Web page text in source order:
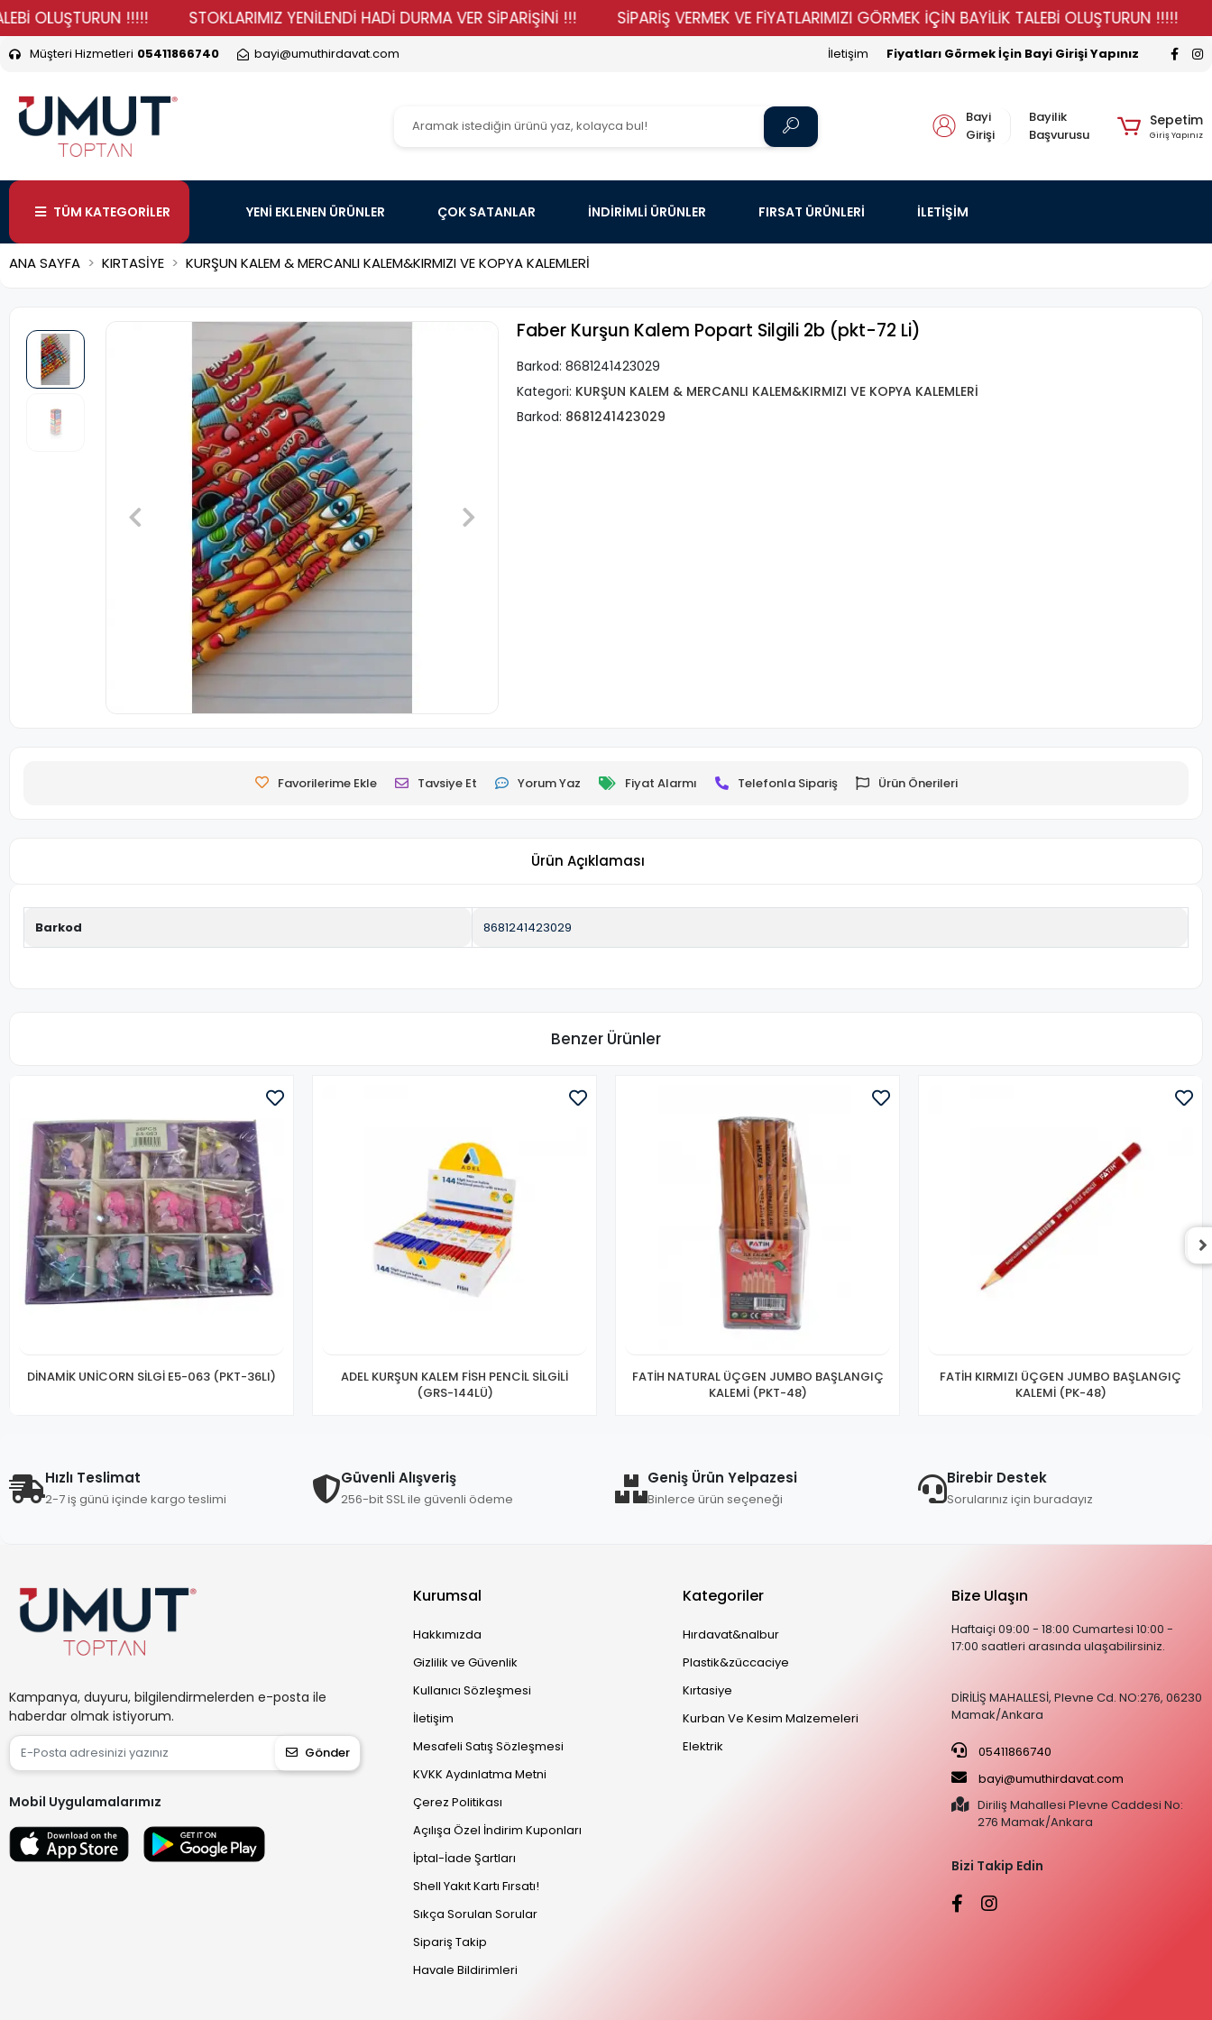
!!!!! STOKLARIMIZ YENİLENDİ HADİ DURMA VER SİPARİŞİNİ !!! SİPARİŞ VERMEK VE FİYATLARIMIZI GÖRMEK İÇİN BAYİLİK TALEBİ OLUŞTURUN !!!!!
Müşteri Hizmetleri 05411866740 bayi@umuthirdavat.com Fiyatları Görmek İçin Bayi Girişi Yapınız
İletişim
Bayi
Girişi
Bayilik
Başvurusu
Sepetim
Giriş Yapınız
TÜM KATEGORİLER YENİ EKLENEN ÜRÜNLER ÇOK SATANLAR İNDİRİMLİ ÜRÜNLER FIRSAT ÜRÜNLERİ İLETİŞİM
ANA SAYFA KIRTASİYE KURŞUN KALEM & MERCANLI KALEM&KIRMIZI VE KOPYA KALEMLERİ
Faber Kurşun Kalem Popart Silgili 2b (pkt-72 Li)
Barkod: 8681241423029
Kategori: KURŞUN KALEM & MERCANLI KALEM&KIRMIZI VE KOPYA KALEMLERİ
Barkod: 8681241423029
Favorilerime Ekle Tavsiye Et Yorum Yaz Fiyat Alarmı Telefonla Sipariş Ürün Önerileri
Ürün Açıklaması
Barkod 8681241423029
Benzer Ürünler
DİNAMİK UNİCORN SİLGİ E5-063 (PKT-36LI)
ADEL KURŞUN KALEM FİSH PENCİL SİLGİLİ
(GRS-144LÜ)
FATİH NATURAL ÜÇGEN JUMBO BAŞLANGIÇ
KALEMİ (PKT-48)
FATİH KIRMIZI ÜÇGEN JUMBO BAŞLANGIÇ
KALEMİ (PK-48)
Hızlı Teslimat
2-7 iş günü içinde kargo teslimi
Güvenli Alışveriş
256-bit SSL ile güvenli ödeme
Geniş Ürün Yelpazesi
Binlerce ürün seçeneği
Birebir Destek
Sorularınız için buradayız
Kampanya, duyuru, bilgilendirmelerden e-posta ile
haberdar olmak istiyorum.
Gönder
Mobil Uygulamalarımız
Kurumsal
Hakkımızda
Gizlilik ve Güvenlik
Kullanıcı Sözleşmesi
İletişim
Mesafeli Satış Sözleşmesi
KVKK Aydınlatma Metni
Çerez Politikası
Açılışa Özel İndirim Kuponları
İptal-İade Şartları
Shell Yakıt Kartı Fırsatı!
Sıkça Sorulan Sorular
Sipariş Takip
Havale Bildirimleri
Kategoriler
Hırdavat&nalbur
Plastik&züccaciye
Kırtasiye
Kurban Ve Kesim Malzemeleri
Elektrik
Bize Ulaşın
Haftaiçi 09:00 - 18:00 Cumartesi 10:00 -
17:00 saatleri arasında ulaşabilirsiniz.
DİRİLİŞ MAHALLESİ, Plevne Cd. NO:276, 06230
Mamak/Ankara
05411866740
bayi@umuthirdavat.com
Diriliş Mahallesi Plevne Caddesi No:
276 Mamak/Ankara
Bizi Takip Edin